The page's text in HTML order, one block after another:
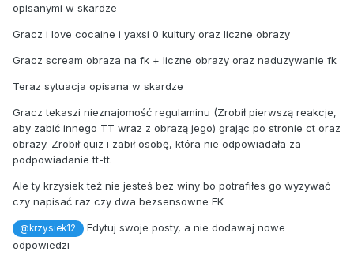
opisanymi w skardze
Gracz i love cocaine i yaxsi 0 kultury oraz liczne obrazy
Gracz scream obraza na fk + liczne obrazy oraz naduzywanie fk
Teraz sytuacja opisana w skardze
Gracz tekaszi nieznajomość regulaminu (Zrobił pierwszą reakcje,
aby zabić innego TT wraz z obrazą jego) grając po stronie ct oraz
obrazy. Zrobił quiz i zabił osobę, która nie odpowiadała za
podpowiadanie tt-tt.
Ale ty krzysiek też nie jesteś bez winy bo potrafiłes go wyzywać
czy napisać raz czy dwa bezsensowne FK
@krzysiek12
Edytuj swoje posty, a nie dodawaj nowe
odpowiedzi